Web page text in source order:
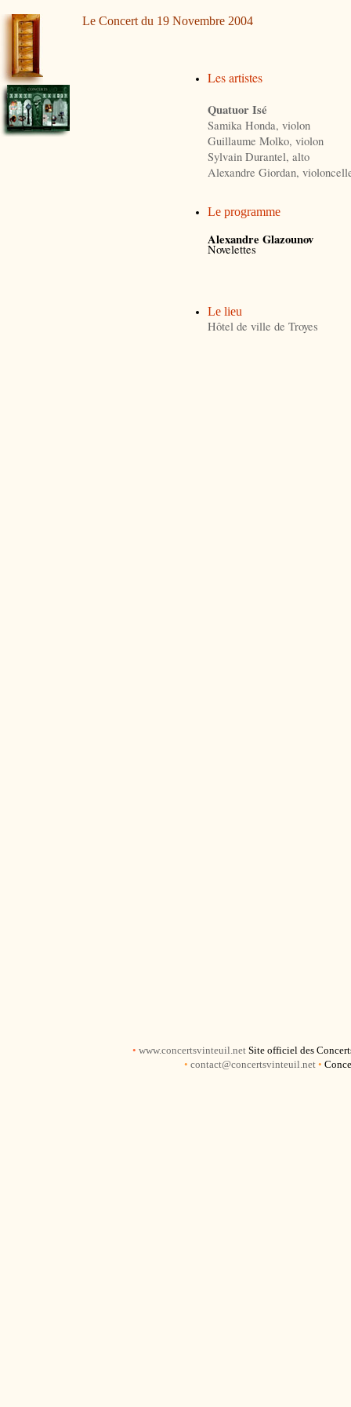
Le Concert du 19 Novembre 2004
Les artistes
Quatuor Isé
Samika Honda, violon
Guillaume Molko, violon
Sylvain Durantel, alto
Alexandre Giordan,
Le programme
Alexandre Glazounov
Novelettes
Le lieu
Hôtel de ville de Troyes
• www.concertsvinteuil.net Site officiel des
• contact@concertsvinteuil.net •